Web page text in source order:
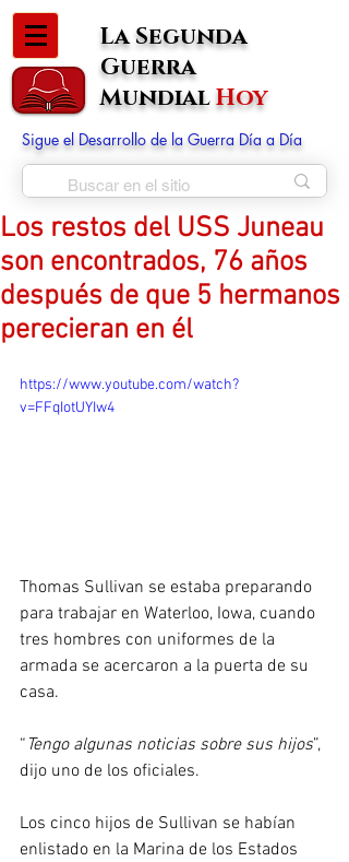
La Segunda
Guerra
MundialHoy
Sigue el Desarrollo de la Guerra Día a Día
Los restos del USS Juneau
son encontrados, 76 años
después de que 5 hermanos
perecieran en él
https://www.youtube.com/watch?
v=FFqIotUYIw4
Thomas Sullivan se estaba preparando
para trabajar en Waterloo, Iowa, cuando
tres hombres con uniformes de la
armada se acercaron a la puerta de su
casa.
“ Tengo algunas noticias sobre sus hijos”,
dijo uno de los oficiales.
Los cinco hijos de Sullivan se habían
enlistado en la Marina de los Estados